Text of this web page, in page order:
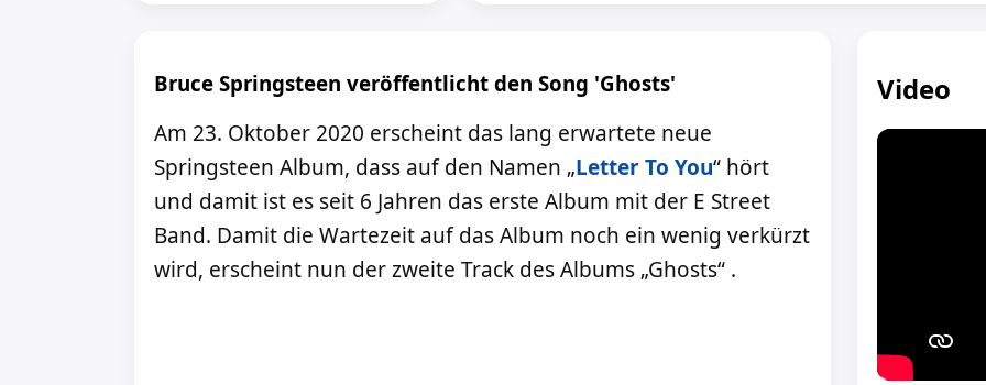
Bruce Springsteen veröffentlicht den Song 'Ghosts'
Am 23. Oktober 2020 erscheint das lang erwartete neue
Springsteen Album, dass auf den Namen „Letter To You“ hört
und damit ist es seit 6 Jahren das erste Album mit der E Street
Band. Damit die Wartezeit auf das Album noch ein wenig verkürzt
wird, erscheint nun der zweite Track des Albums „Ghosts“ .
Video